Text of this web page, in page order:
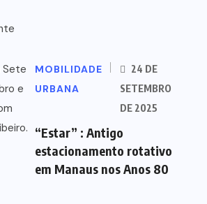
MOBILIDADE
URBANA
24 DE
SETEMBRO
DE 2025
“Estar” : Antigo
estacionamento rotativo
em Manaus nos Anos 80